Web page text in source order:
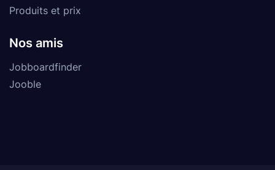
Produits et prix
Nos amis
Jobboardfinder
Jooble